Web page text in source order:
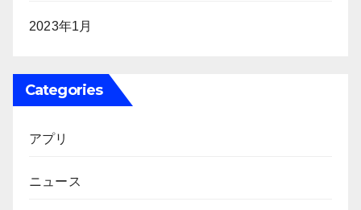
2023年1月
Categories
アプリ
ニュース